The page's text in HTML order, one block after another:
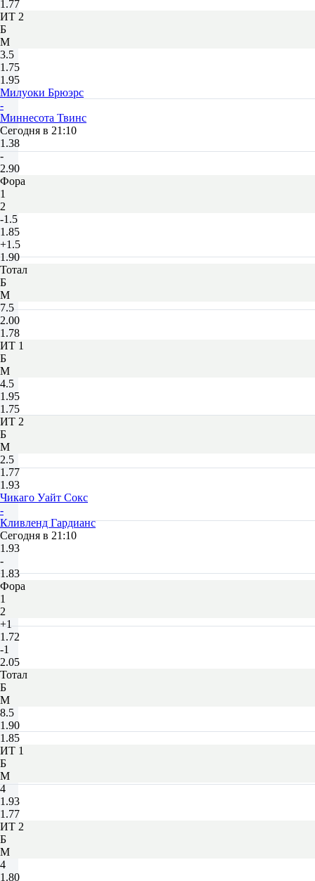
1.77
ИТ 2
Б
М
3.5
1.75
1.95
Милуоки Брюэрс
-
Миннесота Твинс
Сегодня в 21:10
1.38
-
2.90
Фора
1
2
-1.5
1.85
+1.5
1.90
Тотал
Б
М
7.5
2.00
1.78
ИТ 1
Б
М
4.5
1.95
1.75
ИТ 2
Б
М
2.5
1.77
1.93
Чикаго Уайт Сокс
-
Кливленд Гардианс
Сегодня в 21:10
1.93
-
1.83
Фора
1
2
+1
1.72
-1
2.05
Тотал
Б
М
8.5
1.90
1.85
ИТ 1
Б
М
4
1.93
1.77
ИТ 2
Б
М
4
1.80